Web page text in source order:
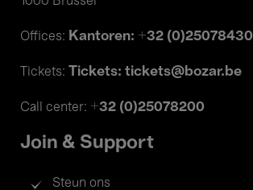
Offices: Kantoren: +32 (0)25078430
Tickets: Tickets: tickets@bozar.be
Call center: +32 (0)25078200
Join & Support
Steun ons